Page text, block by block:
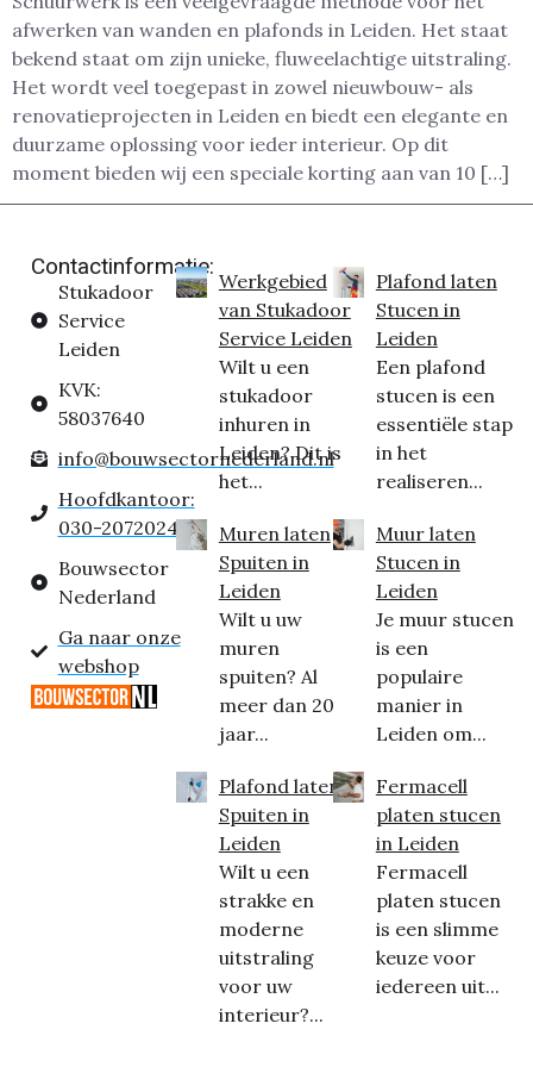
afwerken van wanden en plafonds in Leiden. Het staat
bekend staat om zijn unieke, fluweelachtige uitstraling.
Het wordt veel toegepast in zowel nieuwbouw- als
renovatieprojecten in Leiden en biedt een elegante en
duurzame oplossing voor ieder interieur. Op dit
moment bieden wij een speciale korting aan van 10 […]
Contactinformatie:
Stukadoor
Service
Leiden
KVK:
58037640
info@bouwsectornederland.nl
Hoofdkantoor:
030-2072024
Bouwsector
Nederland
Ga naar onze
webshop
Werkgebied
van Stukadoor
Service Leiden
Wilt u een
stukadoor
inhuren in
Leiden? Dit is
het...
Muren laten
Spuiten in
Leiden
Wilt u uw
muren
spuiten? Al
meer dan 20
jaar...
Plafond laten
Spuiten in
Leiden
Wilt u een
strakke en
moderne
uitstraling
voor uw
interieur?...
Plafond laten
Stucen in
Leiden
Een plafond
stucen is een
essentiële stap
in het
realiseren...
Muur laten
Stucen in
Leiden
Je muur stucen
is een
populaire
manier in
Leiden om...
Fermacell
platen stucen
in Leiden
Fermacell
platen stucen
is een slimme
keuze voor
iedereen uit...